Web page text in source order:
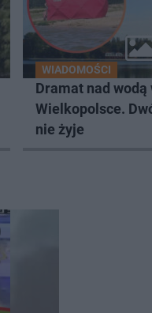
WIADOMOŚCI
Dramat nad wodą
Wielkopolsce.
nie żyje